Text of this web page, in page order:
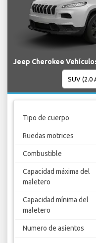
Jeep Cherokee
Tipo de cuerpo
Ruedas motrices
Combustible
Capacidad máxima del
maletero
Capacidad mínima del
maletero
Numero de asientos